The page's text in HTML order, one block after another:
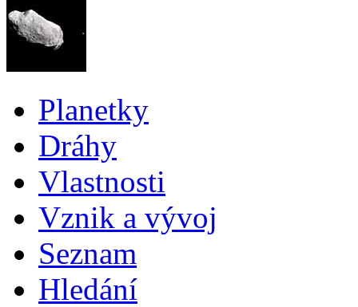
Planetky
Dráhy
Vlastnosti
Vznik a vývoj
Seznam
Hledání